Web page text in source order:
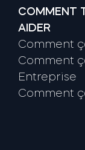
COMMENT
AIDER
Comment
Comment
Entreprise
Comment